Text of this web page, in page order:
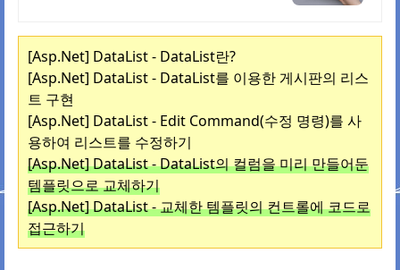
[Asp.Net] DataList - DataList란?
[Asp.Net] DataList - DataList를 이용한 게시판의 리스
트 구현
[Asp.Net] DataList - Edit Command(수정 명령)를 사
용하여 리스트를 수정하기
[Asp.Net] DataList - DataList의 컬럼을 미리 만들어둔
템플릿으로 교체하기
[Asp.Net] DataList - 교체한 템플릿의 컨트롤에 코드로
접근하기